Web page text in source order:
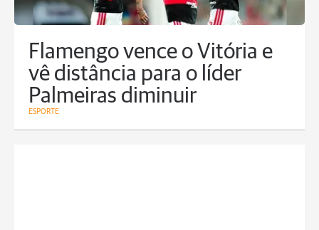
Flamengo vence o Vitória e
vê distância para o líder
Palmeiras diminuir
ESPORTE